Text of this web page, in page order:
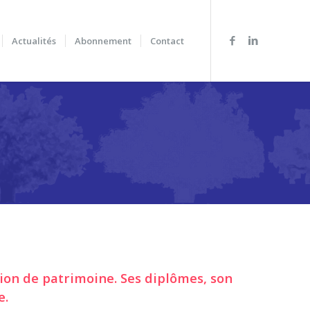
Actualités Abonnement Contact
de patrimoine. Ses diplômes, son